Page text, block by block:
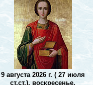
9 августа 2026 г. ( 27 июля
ст.ст.), воскресенье.